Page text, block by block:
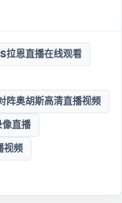
拉恩直播在线观看
阵奥胡斯高清直播视频
像直播
视频